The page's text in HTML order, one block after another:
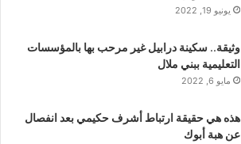
يونيو 19, 2022
وثيقة.. سكينة درابيل غير مرحب بها بالمؤسسات
التعليمية ببني ملال
مايو 6, 2022
هذه هي حقيقة ارتباط أشرف حكيمي بعد انفصال
عن هبة أبوك